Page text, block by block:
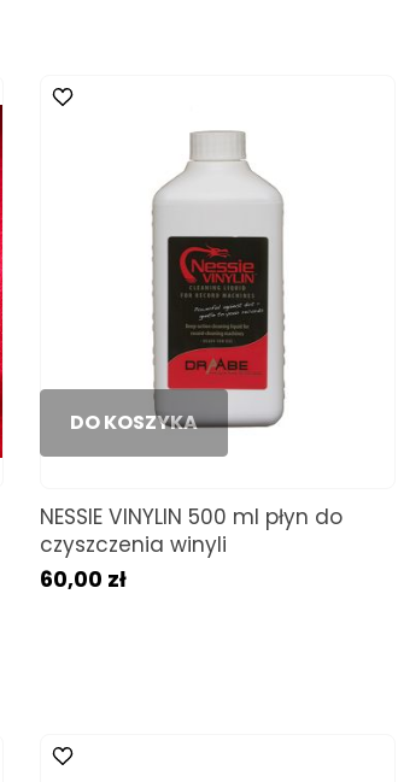
DO KOSZYKA
NESSIE VINYLIN 500 ml płyn do
czyszczenia winyli
60,00 zł